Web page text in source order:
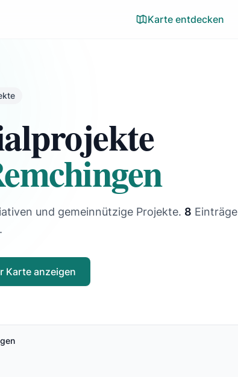
Karte entdecken
und gemeinnützige Projekte. 8 Einträge
Karte anzeigen